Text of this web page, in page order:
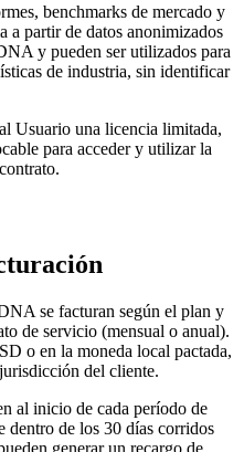
benchmarks de mercado y
a partir de datos anonimizados
y pueden ser utilizados para
de industria, sin identificar
Usuario una licencia limitada,
para acceder y utilizar la
se facturan según el plan y
de servicio (mensual o anual).
o en la moneda local pactada,
del cliente.
al inicio de cada período de
dentro de los 30 días corridos
generar un recargo de